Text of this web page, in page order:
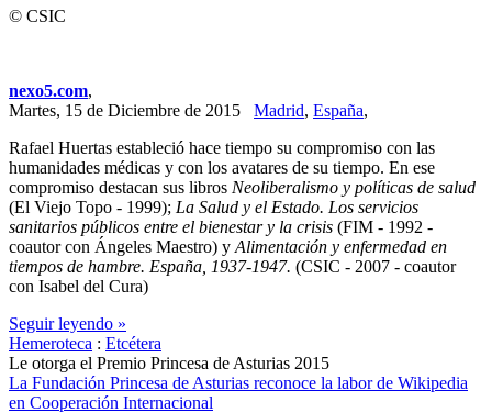
© CSIC
nexo5.com,
Martes, 15 de Diciembre de 2015 Madrid, España,
Rafael Huertas estableció hace tiempo su compromiso con las
humanidades médicas y con los avatares de su tiempo. En ese
compromiso destacan sus libros Neoliberalismo y políticas de salud
(El Viejo Topo - 1999); La Salud y el Estado. Los servicios
sanitarios públicos entre el bienestar y la crisis (FIM - 1992 -
coautor con Ángeles Maestro) y Alimentación y enfermedad en
tiempos de hambre. España, 1937-1947. (CSIC - 2007 - coautor
con Isabel del Cura)
Seguir leyendo »
Hemeroteca : Etcétera
Le otorga el Premio Princesa de Asturias 2015
La Fundación Princesa de Asturias reconoce la labor de Wikipedia
en Cooperación Internacional